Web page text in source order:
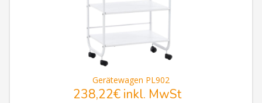
Gerätewagen PL902
238,22€inkl. MwSt